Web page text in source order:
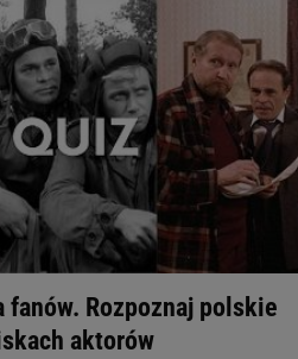
fanów. Rozpoznaj polskie
aktorów